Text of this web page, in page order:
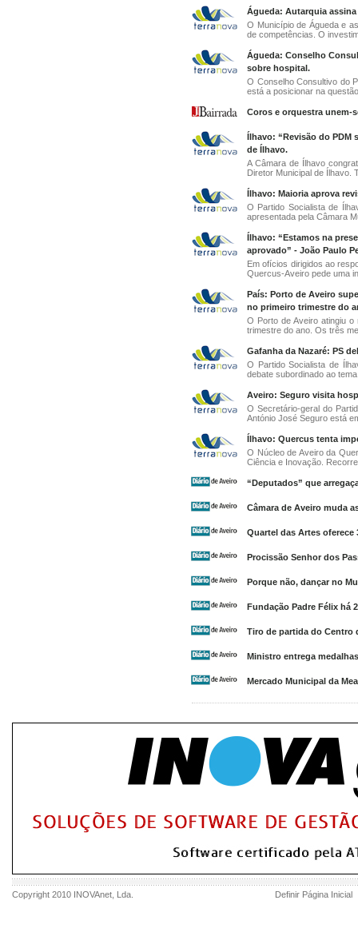
Águeda: Autarquia
O Município de Águeda e
de competências. O
Águeda: Conselho
sobre hospital.
O Conselho Consultivo do
está a posicionar na
Coros e orquestra unem-
Ílhavo: “Revisão do PDM
de Ílhavo.
A Câmara de Ílhavo
Diretor Municipal de Ílhavo.
Ílhavo: Maioria aprova
O Partido Socialista de
apresentada pela Câmara
Ílhavo: “Estamos na
aprovado” - João Paulo
Em ofícios dirigidos ao
Quercus-Aveiro pede uma
País: Porto de Aveiro
no primeiro trimestre do
O Porto de Aveiro atingiu o
trimestre do ano. Os três
Gafanha da Nazaré: PS
O Partido Socialista de
debate subordinado ao
Aveiro: Seguro visita
O Secretário-geral do
António José Seguro está
Ílhavo: Quercus tenta
O Núcleo de Aveiro da
Ciência e Inovação.
“Deputados” que
Câmara de Aveiro muda
Quartel das Artes oferece
Procissão Senhor dos
Porque não, dançar no
Fundação Padre Félix há
Tiro de partida do Centro
Ministro entrega
Mercado Municipal da
Copyright 2010 INOVAnet , Lda. Definir Página Inicial